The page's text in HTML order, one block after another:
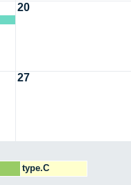
20
27
type.C